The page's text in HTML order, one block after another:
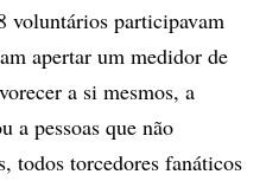
voluntários participavam
apertar um medidor de
a si mesmos, a
a pessoas que não
todos torcedores fanáticos